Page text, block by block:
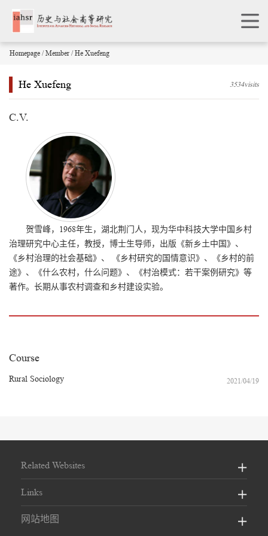
Homepage /Member / He Xuefeng
He Xuefeng 3534visits
C.V.
贺雪峰，1968年生，湖北荆门人，现为华中科技大学中国乡村
治理研究中心主任，教授，博士生导师，出版《新乡土中国》、
《乡村治理的社会基础》、 《乡村研究的国情意识》、《乡村的前
途》、《什么农村，什么问题》、《村治模式：若干案例研究》等
著作。长期从事农村调查和乡村建设实验。
Course
Rural Sociology 2021/04/19
Related Websites
Links
网站地图